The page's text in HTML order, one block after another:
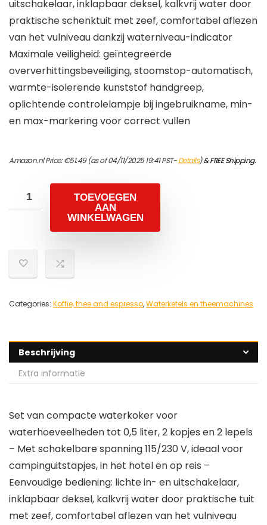
uitschakelaar, inklapbaar deksel, kalkvrij water door
praktische schenktuit met zeef, comfortabel aflezen
van het vulniveau dankzij waterniveau-indicator
Maximale veiligheid: geïntegreerde
oververhittingsbeveiliging, stoomstop-automatisch,
warmte-isolerende kunststof handgreep,
oplichtende controlelampje bij ingebruikname, min-
en max-markering voor correct vullen
Amazon.nl Price:€51.49(as of 04/11/2025 19:41 PST-Details)&FREE Shipping.
TOEVOEGEN
AAN
WINKELWAGEN
Categories: Koffie, thee and espresso,Waterketels en theemachines
Beschrijving
Extra informatie
Set van compacte waterkoker voor
waterhoeveelheden tot 0,5 liter, 2 kopjes en 2 lepels
– Met schakelbare spanning 115/230 V, ideaal voor
campinguitstapjes, in het hotel en op reis –
Eenvoudige bediening: lichte in- en uitschakelaar,
inklapbaar deksel, kalkvrij water door praktische tuit
met zeef, comfortabel aflezen van het vulniveau